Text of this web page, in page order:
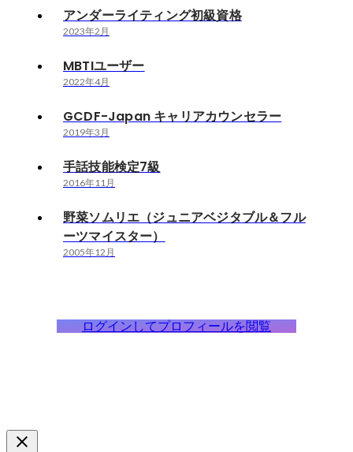
アンダーライティング初級資格
2023年2月
MBTIユーザー
2022年4月
GCDF-Japan キャリアカウンセラー
2019年3月
手話技能検定7級
2016年11月
野菜ソムリエ（ジュニアベジタブル＆フル
ーツマイスター）
2005年12月
ログインしてプロフィールを閲覧